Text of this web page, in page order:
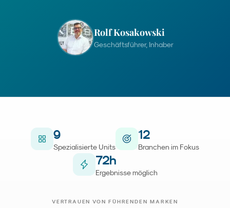
Rolf Kosakowski
Geschäftsführer, Inhaber
9
Spezialisierte Units
12
Branchen im Fokus
72h
Ergebnisse möglich
VERTRAUEN VON FÜHRENDEN MARKEN